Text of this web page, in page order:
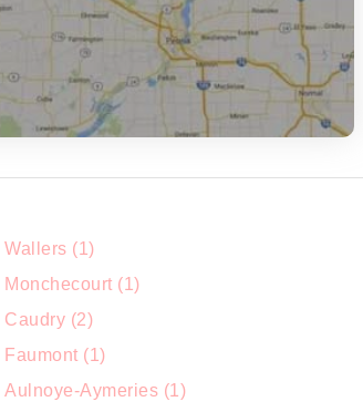
Wallers (1)
Monchecourt (1)
Caudry (2)
Faumont (1)
Aulnoye-Aymeries (1)